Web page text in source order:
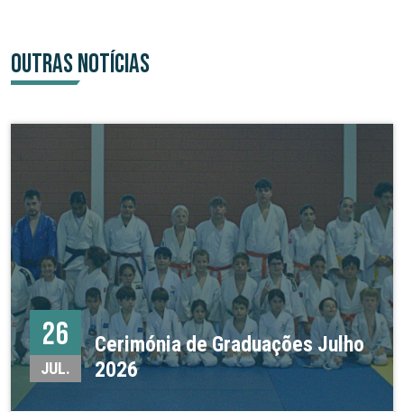
OUTRAS NOTÍCIAS
26
JUL.
Cerimónia de Graduações Julho
2026